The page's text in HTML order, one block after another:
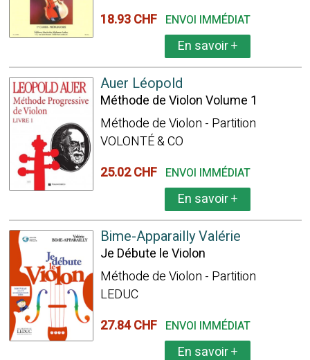
18.93 CHF ENVOI IMMÉDIAT
En savoir+
Auer Léopold
Méthode de Violon Volume 1
Méthode de Violon - Partition
VOLONTÉ & CO
25.02 CHF ENVOI IMMÉDIAT
En savoir+
Bime-Apparailly Valérie
Je Débute le Violon
Méthode de Violon - Partition
LEDUC
27.84 CHF ENVOI IMMÉDIAT
En savoir+